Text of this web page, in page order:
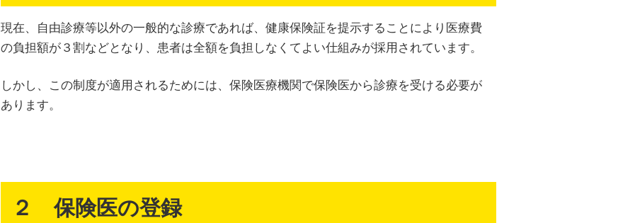
現在、自由診療等以外の一般的な診療であれば、健康保険証を提示することにより医療費
の負担額が３割などとなり、患者は全額を負担しなくてよい仕組みが採用されています。
しかし、この制度が適用されるためには、保険医療機関で保険医から診療を受ける必要が
あります。
２ 保険医の登録